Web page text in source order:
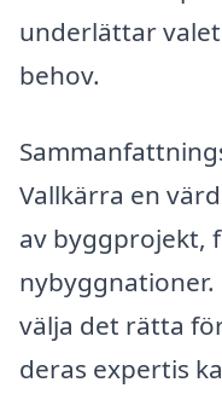
underlättar
behov.
Vallkärra en
av byggprojekt,
välja det rätta
deras expertis